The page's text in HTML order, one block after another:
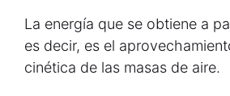
La energía que se obtiene a
es decir, es el
cinética de las masas de aire.